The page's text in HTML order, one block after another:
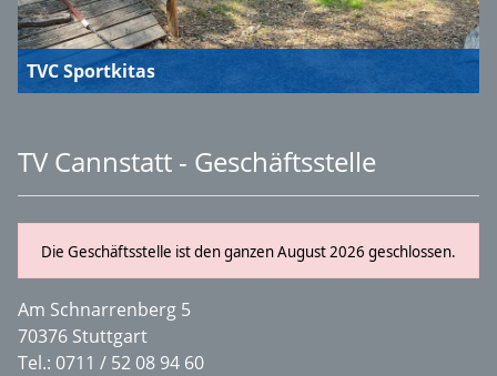
TVC Sportkitas
TV Cannstatt - Geschäftsstelle
Die Geschäftsstelle ist den ganzen August 2026 geschlossen.
Am Schnarrenberg 5
70376 Stuttgart
Tel.: 0711 / 52 08 94 60